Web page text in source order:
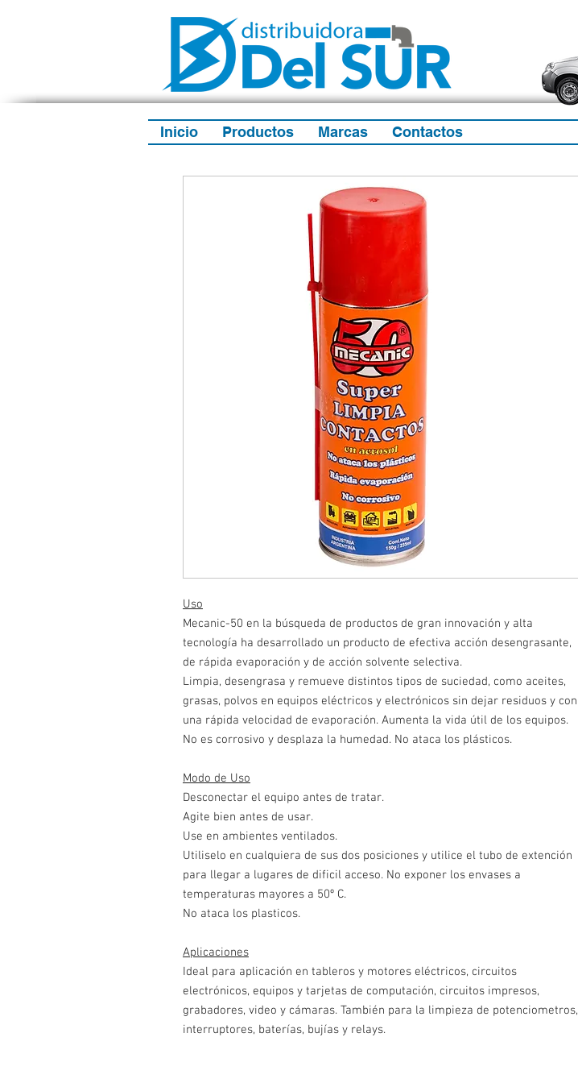
Inicio Productos Marcas Contactos
Uso
Mecanic-50 en la búsqueda de productos de gran innovación y alta
tecnología ha desarrollado un producto de efectiva acción desengrasante,
de rápida evaporación y de acción solvente selectiva.
Limpia, desengrasa y remueve distintos tipos de suciedad, como aceites,
grasas, polvos en equipos eléctricos y electrónicos sin dejar residuos y con
una rápida velocidad de evaporación. Aumenta la vida útil de los equipos.
No es corrosivo y desplaza la humedad. No ataca los plásticos.
Modo de Uso
Desconectar el equipo antes de tratar.
Agite bien antes de usar.
Use en ambientes ventilados.
Utiliselo en cualquiera de sus dos posiciones y utilice el tubo de extención
para llegar a lugares de dificil acceso. No exponer los envases a
temperaturas mayores a 50º C.
No ataca los plasticos.
Aplicaciones
Ideal para aplicación en tableros y motores eléctricos, circuitos
electrónicos, equipos y tarjetas de computación, circuitos impresos,
grabadores, video y cámaras. También para la limpieza de potenciometros,
interruptores, baterías, bujías y relays.